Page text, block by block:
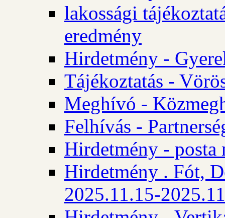
lakossági
eredmény
Hirdetmény -
Tájékoztatás -
Meghívó -
Felhívás -
Hirdetmény - posta
Hirdetmény . Fót,
2025.11.15-